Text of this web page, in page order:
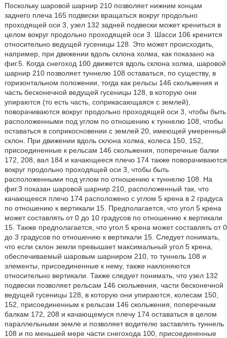
Поскольку шаровой шарнир 210 позволяет нижним концам
заднего плеча 165 подвески вращаться вокруг продольно
проходящей оси 3, узел 132 задней подвески может крениться в
целом вокруг продольно проходящей оси 3. Шасси 106 кренится
относительно ведущей гусеницы 128. Это может происходить,
например, при движении вдоль склона холма, как показано на
фиг.5. Когда снегоход 100 движется вдоль склона холма, шаровой
шарнир 210 позволяет туннелю 108 оставаться, по существу, в
горизонтальном положении, тогда как рельсы 146 скольжения и
часть бесконечной ведущей гусеницы 128, в которую они
упираются (то есть часть, соприкасающаяся с землей),
поворачиваются вокруг продольно проходящей оси 3, чтобы быть
расположенными под углом по отношению к туннелю 108, чтобы
оставаться в соприкосновении с землей 20, имеющей умеренный
склон. При движении вдоль склона холма, колеса 150, 152,
присоединенные к рельсам 146 скольжения, поперечные балки
172, 208, вал 184 и качающееся плечо 174 также поворачиваются
вокруг продольно проходящей оси 3, чтобы быть
расположенными под углом по отношению к туннелю 108. На
фиг.3 показан шаровой шарнир 210, расположенный так, что
качающееся плечо 174 расположено с углом 5 крена в 2 градуса
по отношению к вертикали 15. Предполагается, что угол 5 крена
может составлять от 0 до 10 градусов по отношению к вертикали
15. Также предполагается, что угол 5 крена может составлять от 0
до 3 градусов по отношению к вертикали 15. Следует понимать,
что если склон земли превышает максимальный угол 5 крена,
обеспечиваемый шаровым шарниром 210, то туннель 108 и
элементы, присоединенные к нему, также наклоняются
относительно вертикали. Также следует понимать, что узел 132
подвески позволяет рельсам 146 скольжения, части бесконечной
ведущей гусеницы 128, в которую они упираются, колесам 150,
152, присоединенным к рельсам 146 скольжения, поперечным
балкам 172, 208 и качающемуся плечу 174 оставаться в целом
параллельными земле и позволяет водителю заставлять туннель
108 и по меньшей мере части снегохода 100, присоединенные